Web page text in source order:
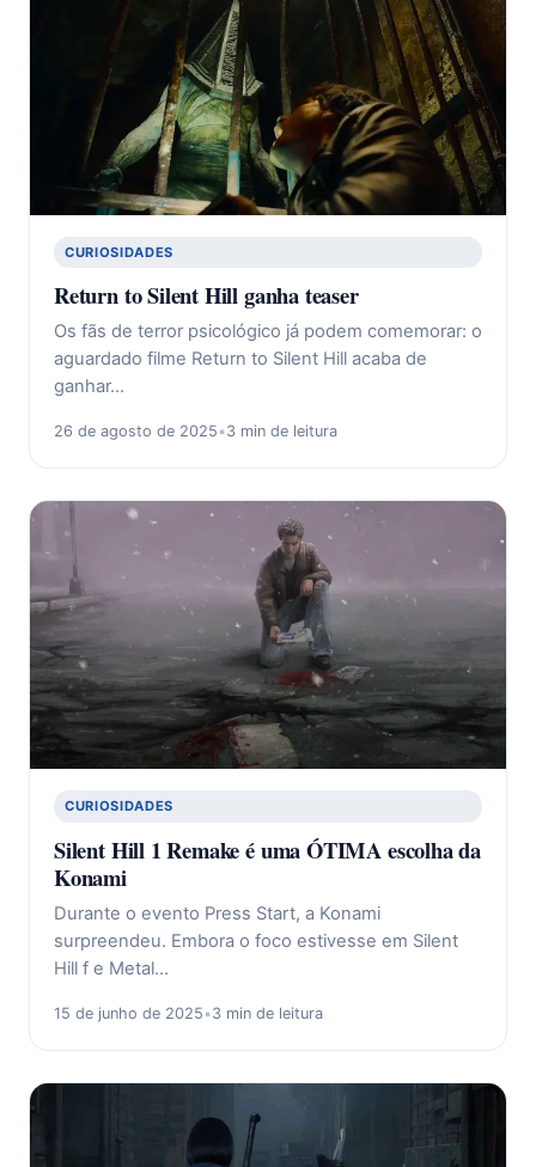
CURIOSIDADES
Return to Silent Hill ganha teaser
Os fãs de terror psicológico já podem comemorar: o
aguardado filme Return to Silent Hill acaba de
ganhar…
26 de agosto de 2025•3 min de leitura
CURIOSIDADES
Silent Hill 1 Remake é uma ÓTIMA escolha da
Konami
Durante o evento Press Start, a Konami
surpreendeu. Embora o foco estivesse em Silent
Hill f e Metal…
15 de junho de 2025•3 min de leitura